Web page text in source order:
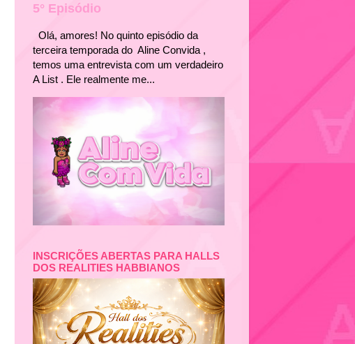
5° Episódio
Olá, amores! No quinto episódio da
terceira temporada do Aline Convida ,
temos uma entrevista com um verdadeiro
A List . Ele realmente me...
INSCRIÇÕES ABERTAS PARA HALLS
DOS REALITIES HABBIANOS